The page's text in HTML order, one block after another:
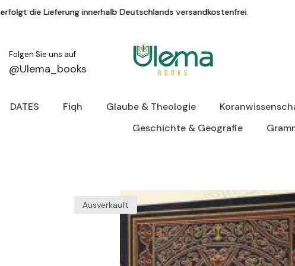
Deutschlands versandkostenfrei. KAUF
Folgen Sie uns auf
@Ulema_books
DATES Fiqh Glaube & Theologie
Geschichte & Geografie
Ausverkauft